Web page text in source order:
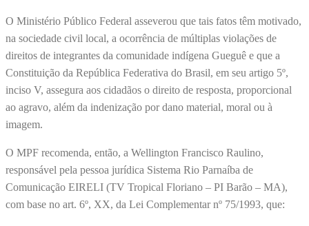
O Ministério Público Federal asseverou que tais fatos têm motivado,
na sociedade civil local, a ocorrência de múltiplas violações de
direitos de integrantes da comunidade indígena Gueguê e que a
Constituição da República Federativa do Brasil, em seu artigo 5º,
inciso V, assegura aos cidadãos o direito de resposta, proporcional
ao agravo, além da indenização por dano material, moral ou à
imagem.
O MPF recomenda, então, a Wellington Francisco Raulino,
responsável pela pessoa jurídica Sistema Rio Parnaíba de
Comunicação EIRELI (TV Tropical Floriano – PI Barão – MA),
com base no art. 6º, XX, da Lei Complementar nº 75/1993, que: